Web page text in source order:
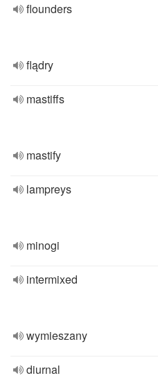
flounders
flądry
mastiffs
mastify
lampreys
minogi
intermixed
wymieszany
diurnal